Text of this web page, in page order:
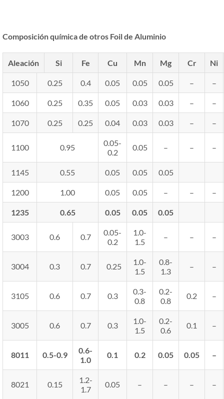
Composición química de otros Foil de Aluminio
Aleación Si Fe Cu Mn Mg Cr Ni
1050 0.25 0.4 0.05 0.05 0.05 – –
1060 0.25 0.35 0.05 0.03 0.03 – –
1070 0.25 0.25 0.04 0.03 0.03 – –
1100 0.95
0.05-
0.2
0.05 – – –
1145 0.55 0.05 0.05 0.05
1200 1.00 0.05 0.05 – – –
1235 0.65 0.05 0.05 0.05
3003 0.6 0.7
0.05-
0.2
1.0-
1.5
– – –
3004 0.3 0.7 0.25
1.0-
1.5
0.8-
1.3
– –
3105 0.6 0.7 0.3
0.3-
0.8
0.2-
0.8
0.2 –
3005 0.6 0.7 0.3
1.0-
1.5
0.2-
0.6
0.1 –
8011 0.5-0.9
0.6-
1.0
0.1 0.2 0.05 0.05 –
8021 0.15
1.2-
1.7
0.05 – – – –